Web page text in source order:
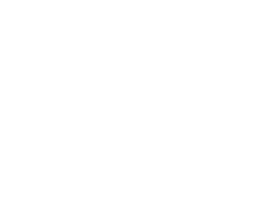
normativa vixente en materia de
de Carácter Persoal, a Real Academia
aqueles usuarios que faciliten o seu correo
calquera outra información de carácter
datos serán obxecto de tratamento
confidencial e incorporados aos seus
Así mesmo, os usuarios poderán exercer o
rectificación, oposición e cancelación dos